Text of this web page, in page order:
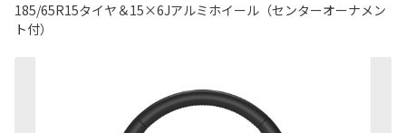
185/65R15タイヤ＆15×6Jアルミホイール（センターオーナメン
ト付）